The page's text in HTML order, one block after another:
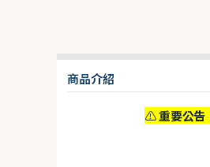
商品介紹
⚠️重要公告